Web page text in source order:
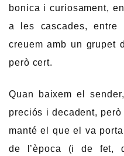
bonica i curiosament,
a les cascades, entre
creuem amb un grupet
però cert.
Quan baixem el
preciós i decadent,
manté el que el va
de l’època (i de fet,